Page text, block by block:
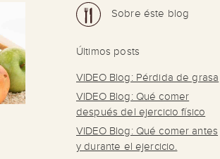
Sobre éste blog
Últimos posts
VIDEO Blog: Pérdida de grasa
VIDEO Blog: Qué comer
después del ejercicio físico
VIDEO Blog: Qué comer antes
y durante el ejercicio.